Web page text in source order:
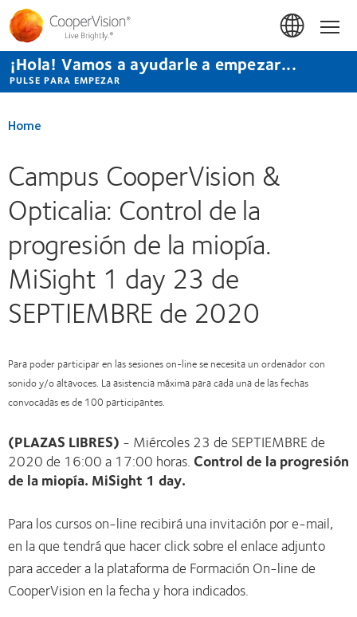
Pasar
contenido
principal
¡Hola! Vamos a ayudarle a empezar...
PULSE PARA EMPEZAR
Home
Campus CooperVision &
Opticalia: Control de la
progresión de la miopía.
MiSight 1 day 23 de
SEPTIEMBRE de 2020
Para poder participar en las sesiones on-line se necesita un ordenador con
sonido y/o altavoces. La asistencia máxima para cada una de las fechas
convocadas es de 100 participantes.
(PLAZAS LIBRES) - Miércoles 23 de SEPTIEMBRE de
2020 de 16:00 a 17:00 horas.Control de la progresión
de la miopía. MiSight 1 day.
Para los cursos on-line recibirá una invitación por e-mail,
en la que tendrá que hacer click sobre el enlace adjunto
para acceder a la plataforma de Formación On-line de
CooperVision en la fecha y hora indicados.